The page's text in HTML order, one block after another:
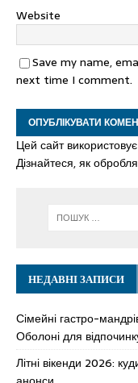
Website
Save my name,
next time I comment.
Цей сайт
Дізнайтеся, як
НЕДАВНІ ЗАПИСИ
Сімейні гастро-
Оболоні для
Літні вікенди 2026: